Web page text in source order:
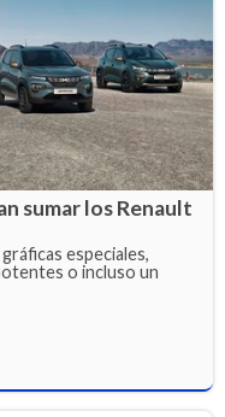
sumar los Renault
especiales,
o incluso un